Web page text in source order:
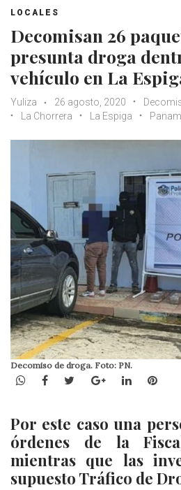
LOCALES
Decomisan 26
presunta droga
vehículo en La
Yuliza 26 agosto, 2020
La Chorrera
La Espiga
Decomiso de droga. Foto: PN.
WhatsApp
Facebook
TwitterGoogle+LinkedIn
Por este caso una
órdenes de la
mientras que las
supuesto Tráfico de